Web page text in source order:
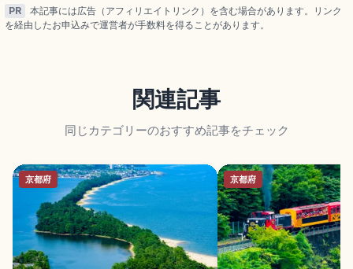
PR
本記事には広告（アフィリエイトリンク）を含む場合があります。リンク
を経由したお申込みで運営者が手数料を得ることがあります。
関連記事
同じカテゴリーのおすすめ記事をチェック
京都府 京都府